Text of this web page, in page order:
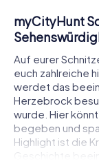
myCityHunt
Auf eurer
euch zahlreiche
werdet das
Herzebrock
wurde. Hier
begeben und
Highlight ist die
Geschichte